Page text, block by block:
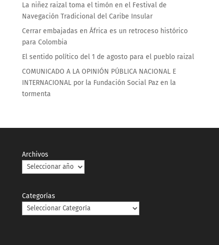
La niñez raizal toma el timón en el Festival de
Navegación Tradicional del Caribe Insular
Cerrar embajadas en África es un retroceso histórico
para Colombia
El sentido político del 1 de agosto para el pueblo raizal
COMUNICADO A LA OPINIÓN PÚBLICA NACIONAL E
INTERNACIONAL por la Fundación Social Paz en la
tormenta
Archivos
Categorías